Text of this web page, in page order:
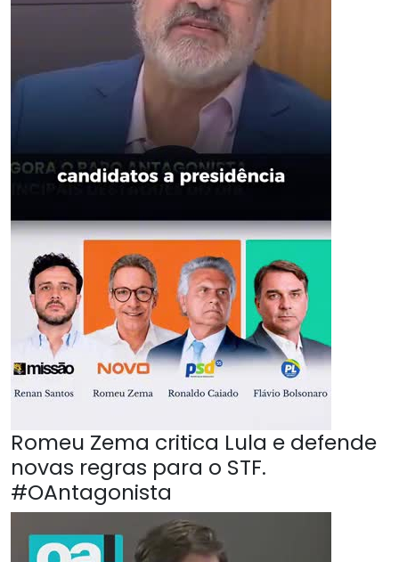
Romeu Zema critica Lula e defende
novas regras para o STF.
#OAntagonista